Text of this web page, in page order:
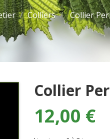
Colliers Collier
Collier
12,00 €